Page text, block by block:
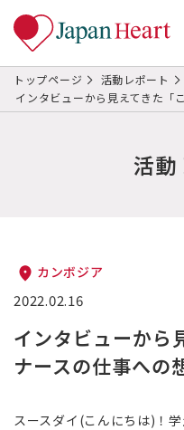
トップページ 活動レポート
インタビューから見えてきた「
活
カンボジア
2022.02.16
インタビューから
ナースの仕事への
スースダイ(こんにちは)！